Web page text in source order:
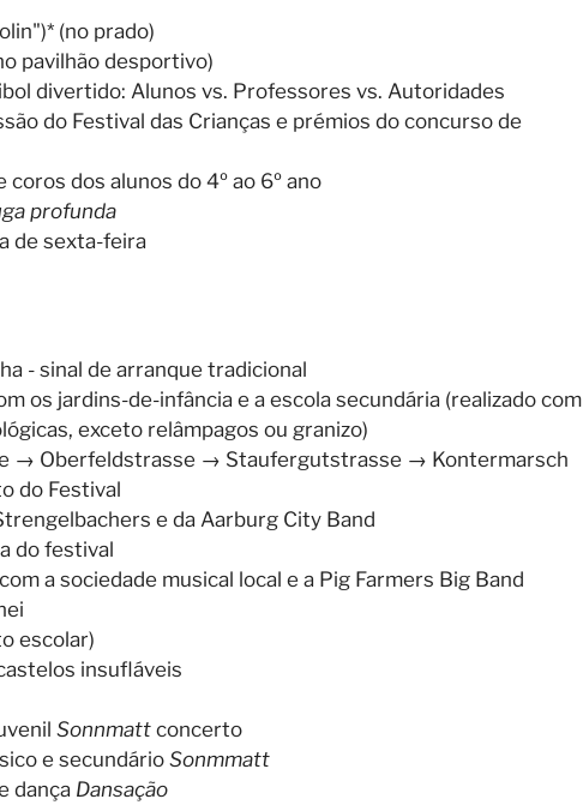
(no prado)
pavilhão desportivo)
divertido: Alunos vs. Professores vs. Autoridades
do Festival das Crianças e prémios do concurso de
coros dos alunos do 4º ao 6º ano
profunda
de sexta-feira
- sinal de arranque tradicional
os jardins-de-infância e a escola secundária (realizado com
exceto relâmpagos ou granizo)
→ Oberfeldstrasse → Staufergutstrasse → Kontermarsch
do Festival
e da Aarburg City Band
do festival
a sociedade musical local e a Pig Farmers Big Band
escolar)
insufláveis
Sonnmatt concerto
e secundário Sonmmatt
dança Dansação